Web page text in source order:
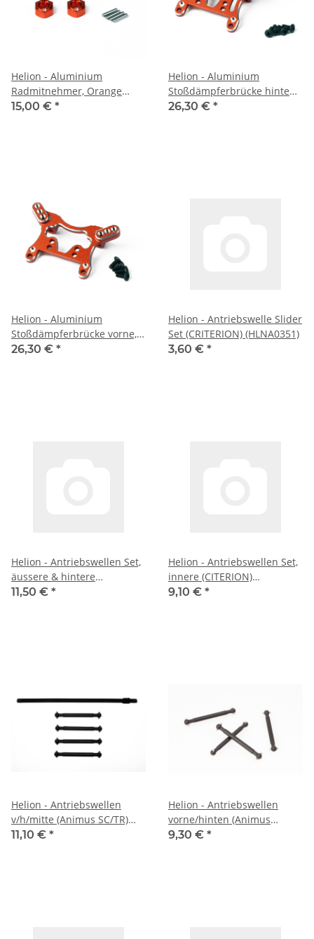
Helion - Aluminium
Radmitnehmer, Orange
(Animus SC/TR) (HLNA0172)
15,00 € *
Helion - Aluminium
Stoßdämpferbrücke hinten,
Orange (Animus SC/TR)
26,30 € *
Helion - Aluminium
Stoßdämpferbrücke vorne,
Orange (Animus SC/TR)
26,30 € *
Helion - Antriebswelle Slider
Set (CRITERION) (HLNA0351)
3,60 € *
Helion - Antriebswellen Set,
äussere & hintere
Radachsen (CITERION)
11,50 € *
Helion - Antriebswellen Set,
innere (CITERION)
(HLNA0343)
9,10 € *
Helion - Antriebswellen
v/h/mitte (Animus SC/TR)
(HLNA0009)
11,10 € *
Helion - Antriebswellen
vorne/hinten (Animus
SC/TR) (HLNA0009A)
9,30 € *